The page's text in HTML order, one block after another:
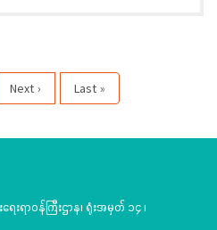
Next › Last »
ေးရာဝန်ကြီးဌာန၊ ရုံးအမှတ် ၁၄ ၊